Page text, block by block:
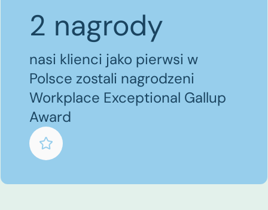
2 nagrody
nasi klienci jako pierwsi w
Polsce zostali nagrodzeni
Workplace Exceptional Gallup
Award